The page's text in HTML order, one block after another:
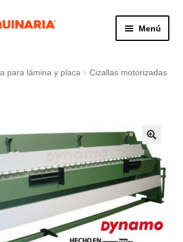
Menú
para lámina y placa
Cizallas motorizadas